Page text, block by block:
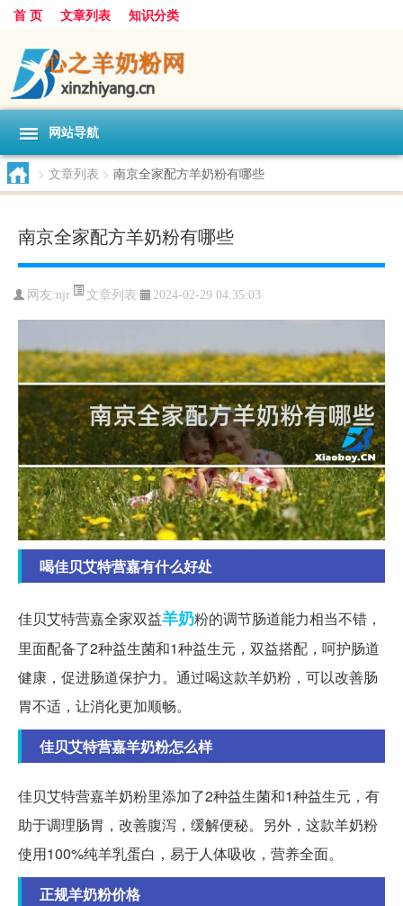
首 页 文章列表 知识分类
网站导航
> 文章列表 > 南京全家配方羊奶粉有哪些
南京全家配方羊奶粉有哪些
网友:njr 文章列表 2024-02-29 04:35:03
喝佳贝艾特营嘉有什么好处
佳贝艾特营嘉全家双益羊奶粉的调节肠道能力相当不错，
里面配备了2种益生菌和1种益生元，双益搭配，呵护肠道
健康，促进肠道保护力。通过喝这款羊奶粉，可以改善肠
胃不适，让消化更加顺畅。
佳贝艾特营嘉羊奶粉怎么样
佳贝艾特营嘉羊奶粉里添加了2种益生菌和1种益生元，有
助于调理肠胃，改善腹泻，缓解便秘。另外，这款羊奶粉
使用100%纯羊乳蛋白，易于人体吸收，营养全面。
正规羊奶粉价格